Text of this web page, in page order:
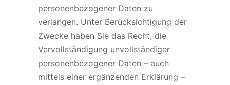
personenbezogener Daten zu
verlangen. Unter Berücksichtigung der
Zwecke haben Sie das Recht, die
Vervollständigung unvollständiger
personenbezogener Daten – auch
mittels einer ergänzenden Erklärung –